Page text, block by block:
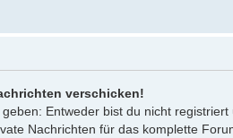
verschicken!
Entweder bist du nicht
Nachrichten für das komplette